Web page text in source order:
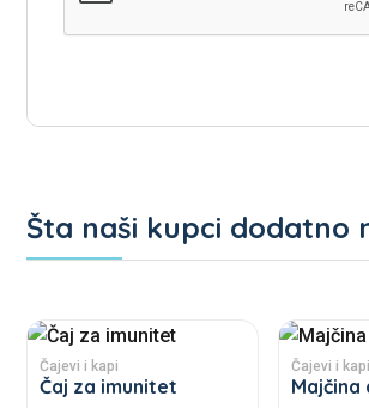
Šta naši kupci dodatno
Čajevi i kapi
Čaj za imunitet
This
product
has
Čajevi i kapi
Majčina
This
product
has